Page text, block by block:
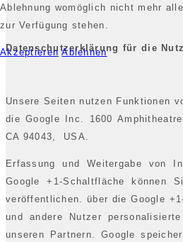
Datenschutzerklärung für die
Unsere Seiten nutzen Funktionen
die Google Inc. 1600
CA 94043, USA.
Erfassung und Weitergabe von
Google +1-Schaltfläche können
veröffentlichen. über die Google
und andere Nutzer
unseren Partnern. Google
Ablehnung womöglich nicht mehr
zur Verfügung stehen.
Akzeptieren Ablehnen